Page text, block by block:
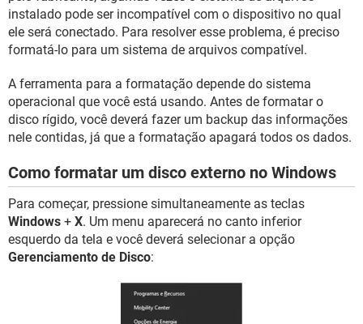
instalado pode ser incompatível com o dispositivo no qual
ele será conectado. Para resolver esse problema, é preciso
formatá-lo para um sistema de arquivos compatível.
A ferramenta para a formatação depende do sistema
operacional que você está usando. Antes de formatar o
disco rígido, você deverá fazer um backup das informações
nele contidas, já que a formatação apagará todos os dados.
Como formatar um disco externo no Windows
Para começar, pressione simultaneamente as teclas
Windows + X. Um menu aparecerá no canto inferior
esquerdo da tela e você deverá selecionar a opção
Gerenciamento de Disco: